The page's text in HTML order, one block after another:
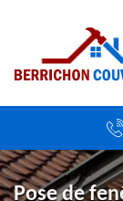
Pose de